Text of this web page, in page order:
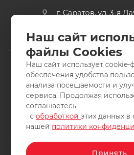
г. Саратов, ул. 3-я
2011-2026 © интернет-магазин
ВелоСаратов. Не является
защищены. Заимствование
запрещено.
Наш сайт
файлы Cookies
Наш сайт использует cookie-
обеспечения удобства
анализа посещаемости и
сервиса. Продолжая
соглашаетесь
собработкойэтих данных в
нашей политики
Принять